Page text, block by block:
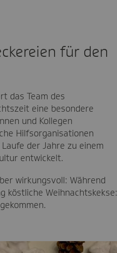
für den
das Team des
eine besondere
und Kollegen
Hilfsorganisationen
der Jahre zu einem
entwickelt.
wirkungsvoll: Während
köstliche Weihnachtskekse: